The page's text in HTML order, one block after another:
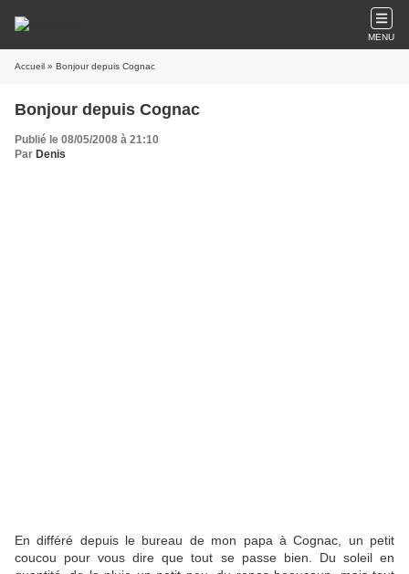
MENU
Accueil » Bonjour depuis Cognac
Bonjour depuis Cognac
Publié le 08/05/2008 à 21:10
Par Denis
En différé depuis le bureau de mon papa à Cognac, un petit
coucou pour vous dire que tout se passe bien. Du soleil en